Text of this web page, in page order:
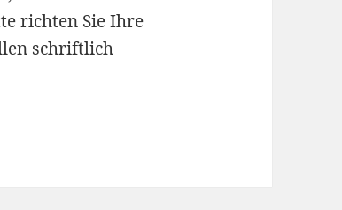
richten Sie Ihre
schriftlich